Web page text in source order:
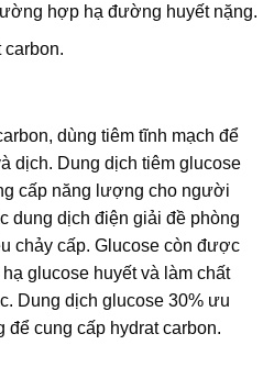
hợp hạ đường huyết nặng.
carbon.
dùng tiêm tĩnh mạch để
dịch. Dung dịch tiêm glucose
cấp năng lượng cho người
dung dịch điện giải đề phòng
chảy cấp. Glucose còn được
glucose huyết và làm chất
Dung dịch glucose 30% ưu
cung cấp hydrat carbon.